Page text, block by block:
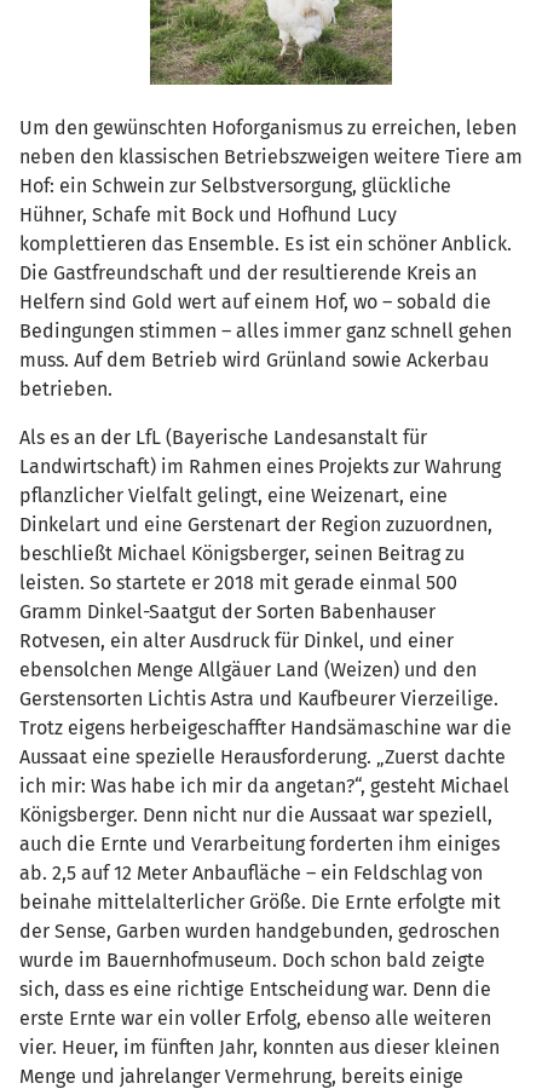
Um den gewünschten Hoforganismus zu erreichen, leben
neben den klassischen Betriebszweigen weitere Tiere am
Hof: ein Schwein zur Selbstversorgung, glückliche
Hühner, Schafe mit Bock und Hofhund Lucy
komplettieren das Ensemble. Es ist ein schöner Anblick.
Die Gastfreundschaft und der resultierende Kreis an
Helfern sind Gold wert auf einem Hof, wo – sobald die
Bedingungen stimmen – alles immer ganz schnell gehen
muss. Auf dem Betrieb wird Grünland sowie Ackerbau
betrieben.
Als es an der LfL (Bayerische Landesanstalt für
Landwirtschaft) im Rahmen eines Projekts zur Wahrung
pflanzlicher Vielfalt gelingt, eine Weizenart, eine
Dinkelart und eine Gerstenart der Region zuzuordnen,
beschließt Michael Königsberger, seinen Beitrag zu
leisten. So startete er 2018 mit gerade einmal 500
Gramm Dinkel-Saatgut der Sorten Babenhauser
Rotvesen, ein alter Ausdruck für Dinkel, und einer
ebensolchen Menge Allgäuer Land (Weizen) und den
Gerstensorten Lichtis Astra und Kaufbeurer Vierzeilige.
Trotz eigens herbeigeschaffter Handsämaschine war die
Aussaat eine spezielle Herausforderung. „Zuerst dachte
ich mir: Was habe ich mir da angetan?“, gesteht Michael
Königsberger. Denn nicht nur die Aussaat war speziell,
auch die Ernte und Verarbeitung forderten ihm einiges
ab. 2,5 auf 12 Meter Anbaufläche – ein Feldschlag von
beinahe mittelalterlicher Größe. Die Ernte erfolgte mit
der Sense, Garben wurden handgebunden, gedroschen
wurde im Bauernhofmuseum. Doch schon bald zeigte
sich, dass es eine richtige Entscheidung war. Denn die
erste Ernte war ein voller Erfolg, ebenso alle weiteren
vier. Heuer, im fünften Jahr, konnten aus dieser kleinen
Menge und jahrelanger Vermehrung, bereits einige